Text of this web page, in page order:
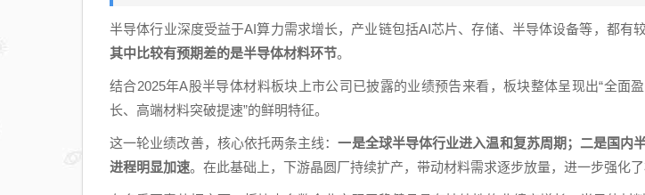
半导体行业深度受益于AI算力需求增长，产业链包括AI芯片、存储、半导体设备等，都有
其中比较有预期差的是半导体材料环节。
结合2025年A股半导体材料板块上市公司已披露的业绩预告来看，板块整体呈现出“全面
长、高端材料突破提速”的鲜明特征。
这一轮业绩改善，核心依托两条主线：一是全球半导体行业进入温和复苏周期；二是国内
进程明显加速。在此基础上，下游晶圆厂持续扩产，带动材料需求逐步放量，进一步强化了